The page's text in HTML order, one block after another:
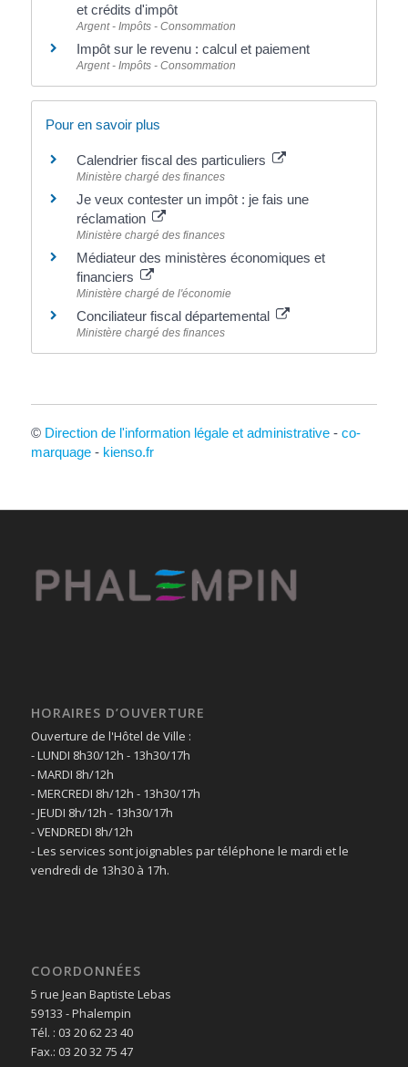
et crédits d'impôt
Argent - Impôts - Consommation
Impôt sur le revenu : calcul et paiement
Argent - Impôts - Consommation
Pour en savoir plus
Calendrier fiscal des particuliers
Ministère chargé des finances
Je veux contester un impôt : je fais une
réclamation
Ministère chargé des finances
Médiateur des ministères économiques et
financiers
Ministère chargé de l'économie
Conciliateur fiscal départemental
Ministère chargé des finances
© Direction de l'information légale et administrative- co-
marquage- kienso.fr
HORAIRES D’OUVERTURE
Ouverture de l'Hôtel de Ville :
- LUNDI 8h30/12h - 13h30/17h
- MARDI 8h/12h
- MERCREDI 8h/12h - 13h30/17h
- JEUDI 8h/12h - 13h30/17h
- VENDREDI 8h/12h
- Les services sont joignables par téléphone le mardi et le
vendredi de 13h30 à 17h.
COORDONNÉES
5 rue Jean Baptiste Lebas
59133 - Phalempin
Tél. : 03 20 62 23 40
Fax.: 03 20 32 75 47